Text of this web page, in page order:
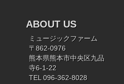
ABOUT US
ミュージックファーム
〒862-0976
熊本県熊本市中央区九品
寺6-1-22
TEL 096-362-8028